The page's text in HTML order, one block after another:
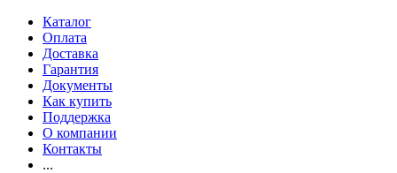
Каталог
Оплата
Доставка
Гарантия
Документы
Как купить
Поддержка
О компании
Контакты
...